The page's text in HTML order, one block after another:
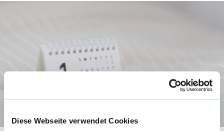
Diese Webseite verwendet Cookies